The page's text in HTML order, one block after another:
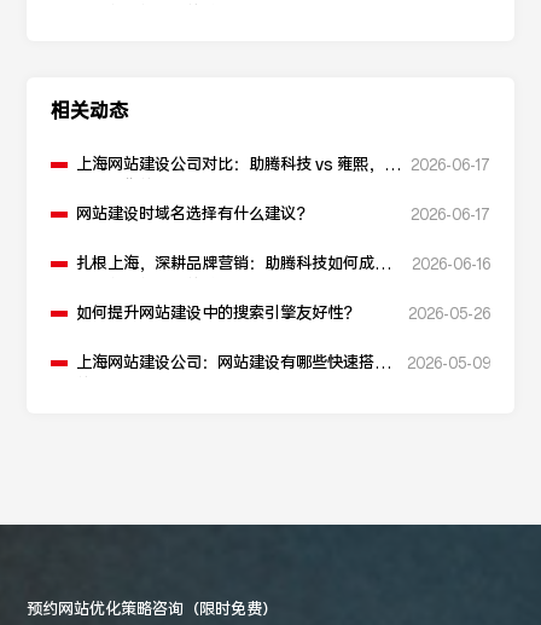
相关动态
上海网站建设公司对比：助腾科技 vs 雍熙，如
2026-06-17
网站建设时域名选择有什么建议？ 2026-06-17
扎根上海，深耕品牌营销：助腾科技如何成为
2026-06-16
如何提升网站建设中的搜索引擎友好性？ 2026-05-26
上海网站建设公司：网站建设有哪些快速搭建
2026-05-09
预约网站优化策略咨询（限时免费）